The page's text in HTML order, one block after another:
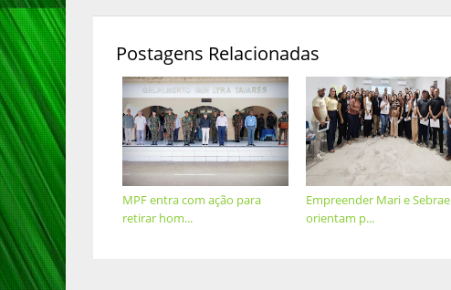
Postagens Relacionadas
Empreender Mari e Sebrae
orientam p...
MPF entra com ação para
retirar hom...